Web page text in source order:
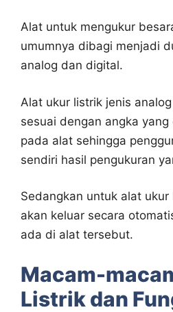
Alat untuk mengukur
umumnya dibagi menjadi
analog dan digital.
Alat ukur listrik jenis
sesuai dengan angka
pada alat sehingga
sendiri hasil pengukuran
Sedangkan untuk alat
akan keluar secara
ada di alat tersebut.
Macam-
Listrik dan